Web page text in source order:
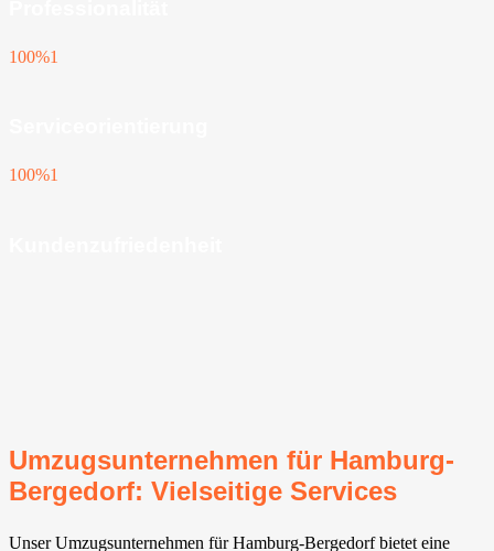
100%1
100%1
Umzugsunternehmen für Hamburg-
Bergedorf: Vielseitige Services
Unser Umzugsunternehmen für Hamburg-Bergedorf bietet eine